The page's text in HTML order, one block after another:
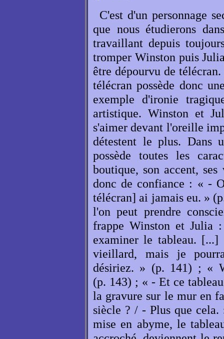
C'est d'un personnage
que nous étudierons
travaillant depuis
tromper Winston puis
être dépourvu de
télécran possède donc
exemple d'ironie
artistique. Winston et
s'aimer devant l'oreille
détestent le plus. Dans
possède toutes les
boutique, son accent, ses
donc de confiance : « -
télécran] ai jamais eu. »
l'on peut prendre
frappe Winston et Julia
examiner le tableau.
vieillard, mais je
désiriez. » (p. 141) ; «
(p. 143) ; « - Et ce
la gravure sur le mur en
siècle ? / - Plus que
mise en abyme, le